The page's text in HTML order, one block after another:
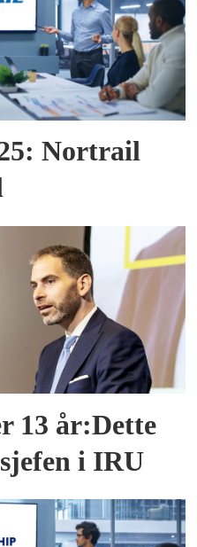
Nortrail
13 år:Dette
i IRU